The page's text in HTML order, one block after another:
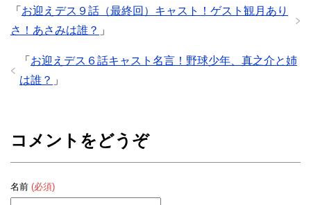
「 お迎えデス９話（最終回）キャスト！ゲスト観月あり
さ！あさみは誰？ 」
「 お迎えデス６話キャスト名言！野球少年、真之介と姉
は誰？ 」
コメントをどうぞ
名前 (必須)